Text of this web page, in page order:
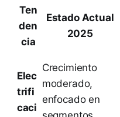
Ten
den
cia
Estado Actual
2025
Elec
trifi
caci
Crecimiento
moderado,
enfocado en